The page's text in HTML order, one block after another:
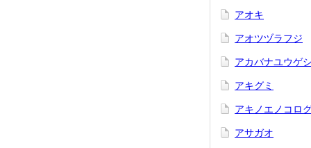
アオキ
アオツヅラフジ
アカバナユウゲ
アキグミ
アキノエノコロ
アサガオ